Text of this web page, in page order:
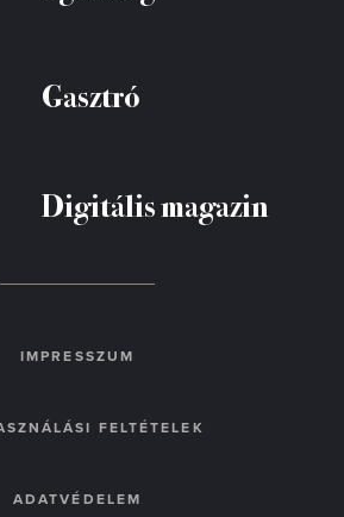
Gasztró
Digitális magazin
IMPRESSZUM
FELTÉTELEK
ADATVÉDELEM